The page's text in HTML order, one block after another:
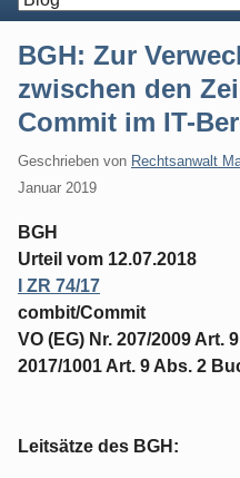
BGH: Zur
zwischen den
Commit im IT-
Geschrieben von Rechtsanwalt
Januar 2019
BGH
Urteil vom 12.07.2018
I ZR 74/17
combit/Commit
VO (EG) Nr. 207/2009 Art.
2017/1001 Art. 9 Abs. 2
Leitsätze des BGH: